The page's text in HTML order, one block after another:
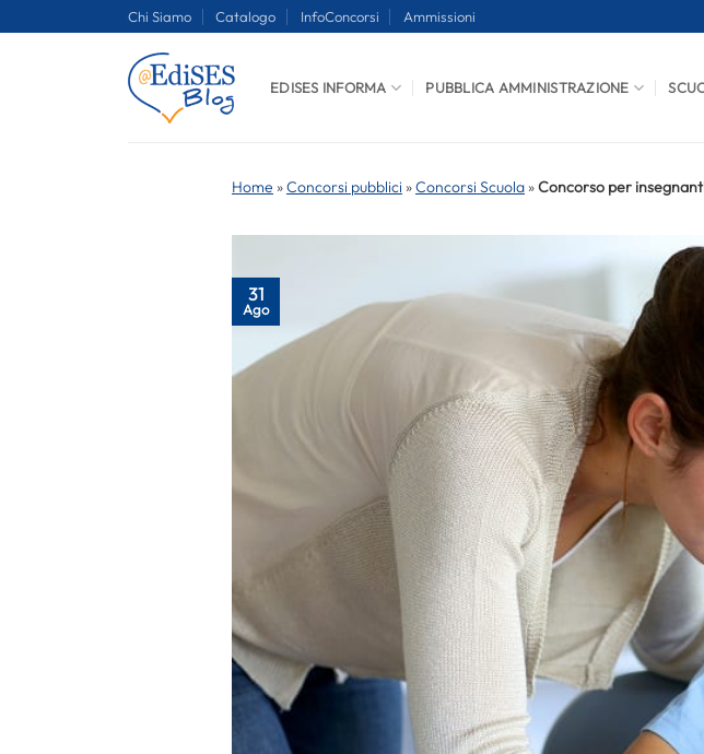
Chi Siamo Catalogo InfoConcorsi Ammissioni
EDISES INFORMA PUBBLICA AMMINISTRAZIONE
Home »Concorsi pubblici »Concorsi Scuola »Concorso per
31
Ago